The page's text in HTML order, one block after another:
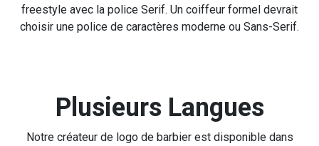
freestyle avec la police Serif. Un coiffeur formel devrait
choisir une police de caractères moderne ou Sans-Serif.
Plusieurs Langues
Notre créateur de logo de barbier est disponible dans